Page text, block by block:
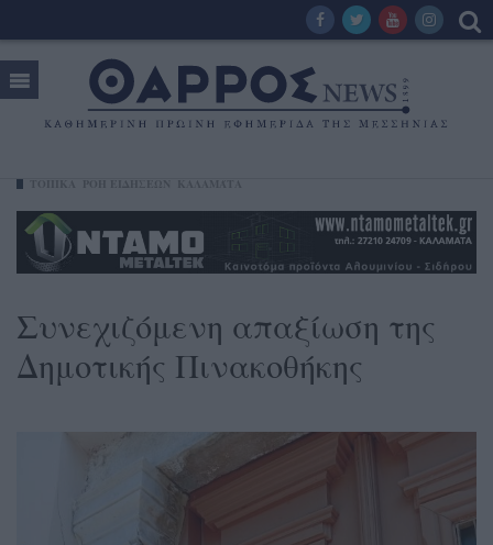
Συνεχιζόμενη απαξίωση της
Δημοτικής Πινακοθήκης